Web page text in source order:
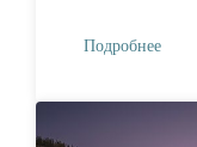
Подробнее